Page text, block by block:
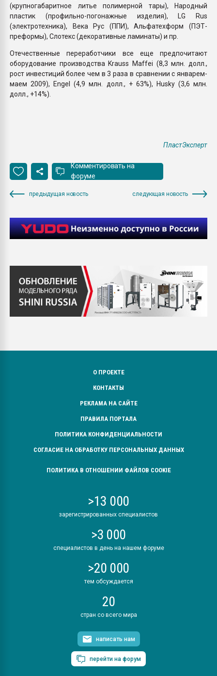
(крупногабаритное литье полимерной тары), Народный
пластик (профильно-погонажные изделия), LG Rus
(электротехника), Века Рус (ППИ), Альфатехформ (ПЭТ-
преформы), Слотекс (декоративные ламинаты) и пр.
Отечественные переработчики все еще предпочитают
оборудование производства Krauss Maffei (8,3 млн. долл.,
рост инвестиций более чем в 3 раза в сравнении с январем-
маем 2009), Engel (4,9 млн. долл., + 63%), Husky (3,6 млн.
долл., +14%).
ПластЭксперт
Комментировать на
форуме
предыдущая новость следующая новость
О ПРОЕКТЕ
КОНТАКТЫ
РЕКЛАМА НА САЙТЕ
ПРАВИЛА ПОРТАЛА
ПОЛИТИКА КОНФИДЕНЦИАЛЬНОСТИ
СОГЛАСИЕ НА ОБРАБОТКУ ПЕРСОНАЛЬНЫХ ДАННЫХ
ПОЛИТИКА В ОТНОШЕНИИ ФАЙЛОВ COOKIE
>13 000
зарегистрированных специалистов
>3 000
специалистов в день на нашем форуме
>20 000
тем обсуждается
20
стран со всего мира
написать нам
перейти на форум